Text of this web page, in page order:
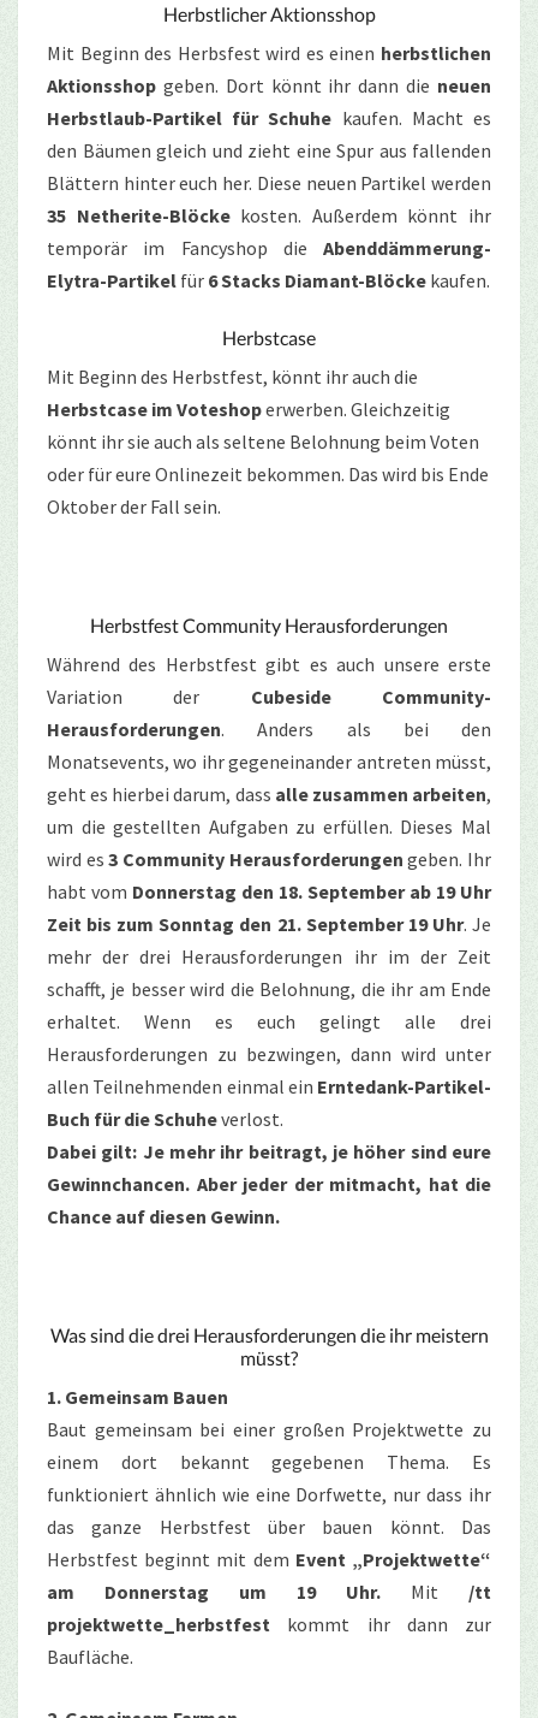
Herbstlicher Aktionsshop
Mit Beginn des Herbsfest wird es einen herbstlichen
Aktionsshop geben. Dort könnt ihr dann die neuen
Herbstlaub-Partikel für Schuhe kaufen. Macht es
den Bäumen gleich und zieht eine Spur aus fallenden
Blättern hinter euch her. Diese neuen Partikel werden
35 Netherite-Blöckekosten. Außerdem könnt ihr
temporär im Fancyshop die Abenddämmerung-
Elytra-Partikel für 6 Stacks Diamant-Blöcke kaufen.
Herbstcase
Mit Beginn des Herbstfest, könnt ihr auch die
Herbstcase im Voteshoperwerben. Gleichzeitig
könnt ihr sie auch als seltene Belohnung beim Voten
oder für eure Onlinezeit bekommen. Das wird bis Ende
Oktober der Fall sein.
Herbstfest Community Herausforderungen
Während des Herbstfest gibt es auch unsere erste
Variation der Cubeside Community-
Herausforderungen. Anders als bei den
Monatsevents, wo ihr gegeneinander antreten müsst,
geht es hierbei darum, dass alle zusammen arbeiten,
um die gestellten Aufgaben zu erfüllen. Dieses Mal
wird es3 Community Herausforderungen geben. Ihr
habt vom Donnerstag den 18. September ab 19 Uhr
Zeit bis zum Sonntag den 21. September 19 Uhr. Je
mehr der drei Herausforderungen ihr im der Zeit
schafft, je besser wird die Belohnung, die ihr am Ende
erhaltet. Wenn es euch gelingt alle drei
Herausforderungen zu bezwingen, dann wird unter
allen Teilnehmenden einmal ein Erntedank-Partikel-
Buch für die Schuheverlost.
Dabei gilt: Je mehr ihr beitragt, je höher sind eure
Gewinnchancen. Aber jeder der mitmacht, hat die
Chance auf diesen Gewinn.
Was sind die drei Herausforderungen die ihr meistern
müsst?
1. Gemeinsam Bauen
Baut gemeinsam bei einer großen Projektwette zu
einem dort bekannt gegebenen Thema. Es
funktioniert ähnlich wie eine Dorfwette, nur dass ihr
das ganze Herbstfest über bauen könnt. Das
Herbstfest beginnt mit dem Event „Projektwette“
am Donnerstag um 19 Uhr. Mit /tt
projektwette_herbstfest kommt ihr dann zur
Baufläche.